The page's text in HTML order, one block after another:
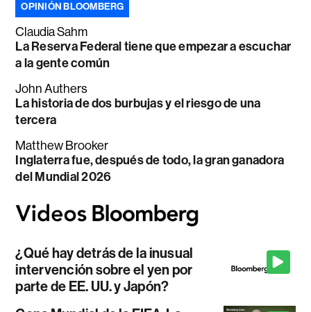
OPINIÓN BLOOMBERG
Claudia Sahm
La Reserva Federal tiene que empezar a escuchar
a la gente común
John Authers
La historia de dos burbujas y el riesgo de una
tercera
Matthew Brooker
Inglaterra fue, después de todo, la gran ganadora
del Mundial 2026
¿Qué hay detrás de la inusual
intervención sobre el yen por
parte de EE. UU. y Japón?